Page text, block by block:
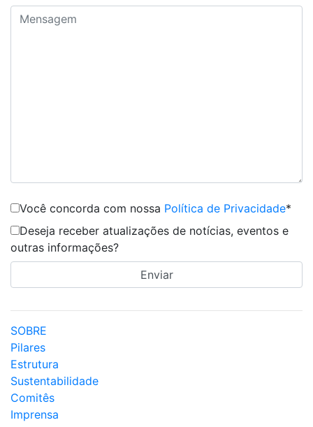
Você concorda com nossa Política de Privacidade*
Deseja receber atualizações de notícias, eventos e
outras informações?
SOBRE
Pilares
Estrutura
Sustentabilidade
Comitês
Imprensa